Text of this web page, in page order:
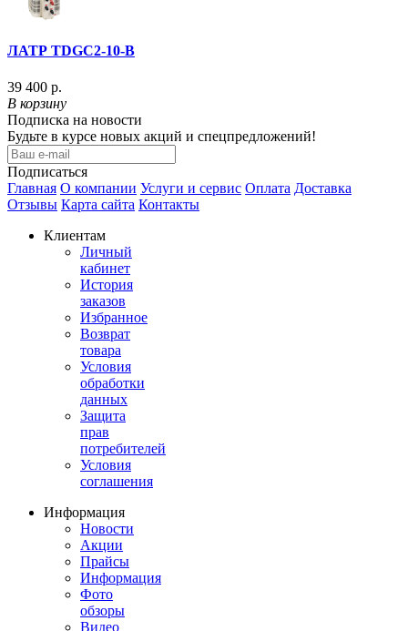
ЛАТР TDGC2-10-В
39 400 р.
В корзину
Подписка на новости
Будьте в курсе новых акций и спецпредложений!
Подписаться
Главная О компании Услуги и сервис Оплата Доставка
Отзывы Карта сайта Контакты
Клиентам
Личный
кабинет
История
заказов
Избранное
Возврат
товара
Условия
обработки
данных
Защита
прав
потребителей
Условия
соглашения
Информация
Новости
Акции
Прайсы
Информация
Фото
обзоры
Видео